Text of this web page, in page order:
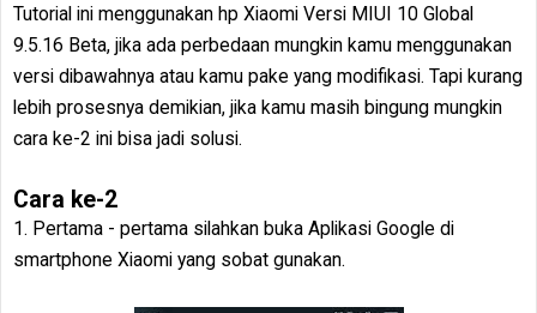
Tutorial ini menggunakan hp Xiaomi Versi MIUI 10 Global
9.5.16 Beta, jika ada perbedaan mungkin kamu menggunakan
versi dibawahnya atau kamu pake yang modifikasi. Tapi kurang
lebih prosesnya demikian, jika kamu masih bingung mungkin
cara ke-2 ini bisa jadi solusi.
Cara ke-2
1. Pertama - pertama silahkan buka Aplikasi Google di
smartphone Xiaomi yang sobat gunakan.